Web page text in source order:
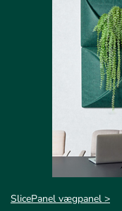
SlicePanel vægpanel >